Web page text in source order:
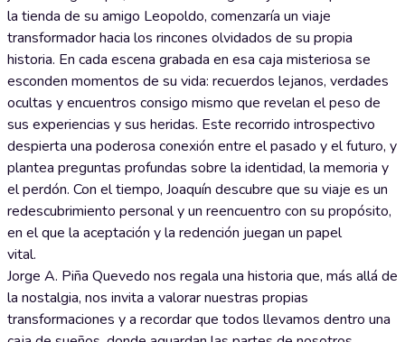
la tienda de su amigo Leopoldo, comenzaría un viaje
transformador hacia los rincones olvidados de su propia
historia. En cada escena grabada en esa caja misteriosa se
esconden momentos de su vida: recuerdos lejanos, verdades
ocultas y encuentros consigo mismo que revelan el peso de
sus experiencias y sus heridas. Este recorrido introspectivo
despierta una poderosa conexión entre el pasado y el futuro, y
plantea preguntas profundas sobre la identidad, la memoria y
el perdón. Con el tiempo, Joaquín descubre que su viaje es un
redescubrimiento personal y un reencuentro con su propósito,
en el que la aceptación y la redención juegan un papel
vital.
Jorge A. Piña Quevedo nos regala una historia que, más allá de
la nostalgia, nos invita a valorar nuestras propias
transformaciones y a recordar que todos llevamos dentro una